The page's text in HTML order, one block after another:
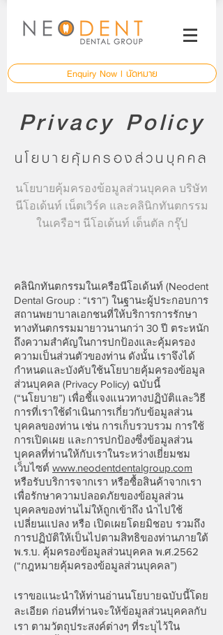
Enquiry Now l นัดหมาย
Privacy Policy
นโยบายคุ้มครองส่วนบุคคล
นโยบายคุ้มครองข้อมูลส่วนบุคคล บริษัท
นีโอเด้นท์ เน็ตเวิร์ค และคลินิกทันตกรรม
ในเครือฯ นีโอเด้นท์ เด็นตัล กรุ๊ป
คลินิกทันตกรรมในเครือนีโอเด้นท์ (Neodent
Dental Group : “เรา”) ในฐานะผู้ประกอบการ
สถานพยาบาลเอกชนที่ให้บริการการรักษา
ทางทันตกรรมมายาวนานกว่า 30 ปี ตระหนัก
ถึงความสำคัญในการปกป้องและคุ้มครอง
ความเป็นส่วนตัวของท่าน ดังนั้น เราจึงได้
กำหนดและบังคับใช้นโยบายคุ้มครองข้อมูล
ส่วนบุคคล (Privacy Policy) ฉบับนี้
(“นโยบาย”) เพื่อชี้แจงแนวทางปฏิบัติและวิธี
การที่เราใช้ดำเนินการเกี่ยวกับข้อมูลส่วน
บุคคลของท่าน เช่น การเก็บรวบรวม การใช้
การเปิดเผย และการปกป้องซึ่งข้อมูลส่วน
บุคคลที่ท่านให้กับเราในระหว่างเยี่ยมชม
เว็บไซต์ www.neodentdentalgroup.com
หรือรับบริการจากเรา หรือซื้อสินค้าจากเรา
เพื่อรักษาความปลอดภัยของข้อมูลส่วน
บุคคลของท่านไม่ให้ถูกเข้าถึง นำไปใช้
เปลี่ยนแปลง หรือ เปิดเผยโดยมิชอบ รวมถึง
การปฏิบัติให้เป็นไปตามสิทธิของท่านภายใต้
พ.ร.บ. คุ้มครองข้อมูลส่วนบุคคล พ.ศ.2562
(“กฎหมายคุ้มครองข้อมูลส่วนบุคคล”)
เราขอแนะนำให้ท่านอ่านนโยบายฉบับนี้โดย
ละเอียด ก่อนที่ท่านจะให้ข้อมูลส่วนบุคคลกับ
เรา ตามวัตถุประสงค์ต่างๆ ที่ระบุไว้ใน